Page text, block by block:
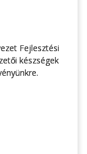
Fejlesztési
készségek